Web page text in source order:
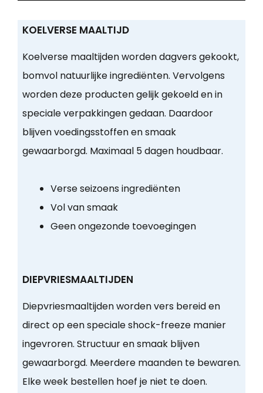
KOELVERSE MAALTIJD
Koelverse maaltijden worden dagvers gekookt,
bomvol natuurlijke ingrediënten. Vervolgens
worden deze producten gelijk gekoeld en in
speciale verpakkingen gedaan. Daardoor
blijven voedingsstoffen en smaak
gewaarborgd. Maximaal 5 dagen houdbaar.
Verse seizoens ingrediënten
Vol van smaak
Geen ongezonde toevoegingen
DIEPVRIESMAALTIJDEN
Diepvriesmaaltijden worden vers bereid en
direct op een speciale shock-freeze manier
ingevroren. Structuur en smaak blijven
gewaarborgd. Meerdere maanden te bewaren.
Elke week bestellen hoef je niet te doen.